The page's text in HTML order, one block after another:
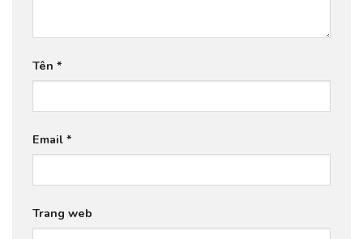
Tên *
Email *
Trang web